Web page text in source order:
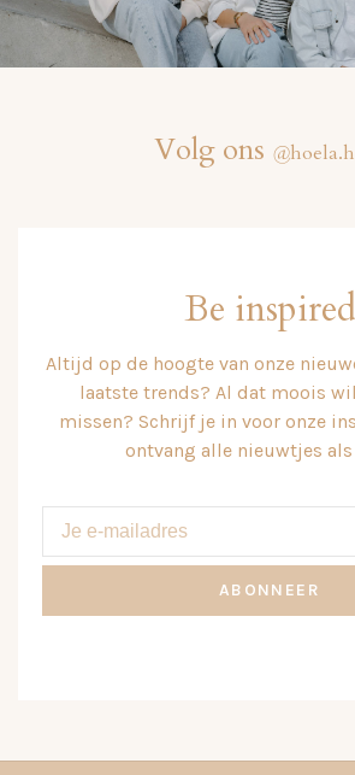
Volg ons @
Be inspired
Altijd op de hoogte van onze
laatste trends? Al dat moois
missen? Schrijf je in voor onze
ontvang alle nieuwtjes als
ABONNEER